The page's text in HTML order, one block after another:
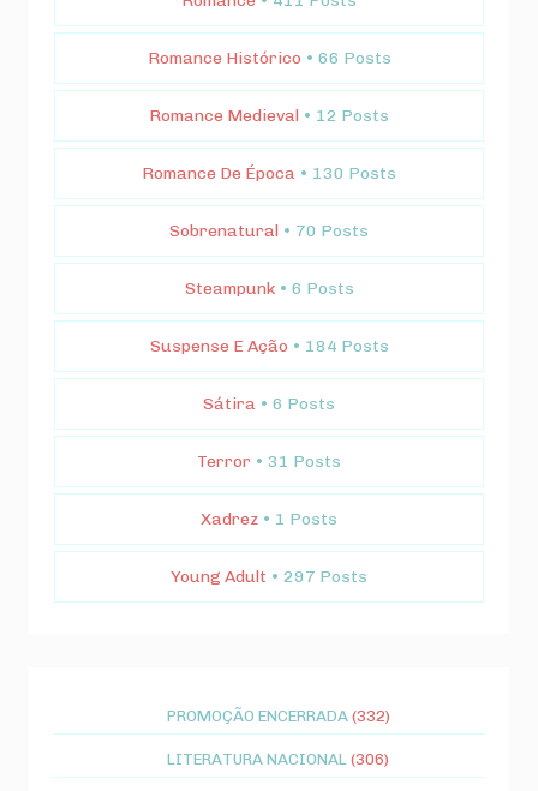
Romance Histórico • 66 Posts
Romance Medieval • 12 Posts
Romance De Época • 130 Posts
Sobrenatural • 70 Posts
Steampunk • 6 Posts
Suspense E Ação • 184 Posts
Sátira • 6 Posts
Terror • 31 Posts
Xadrez • 1 Posts
Young Adult • 297 Posts
PROMOÇÃO ENCERRADA (332)
LITERATURA NACIONAL(306)